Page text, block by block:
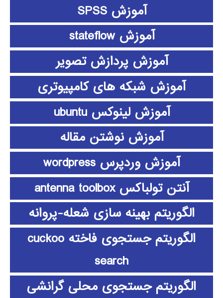
آموزش SPSS
آموزش stateflow
آموزش پردازش تصویر
آموزش شبکه های کامپیوتری
آموزش لینوکس ubuntu
آموزش نوشتن مقاله
آموزش وردپرس wordpress
آنتن تولباکس antenna toolbox
الگوریتم بهینه سازی شعله-پروانه
الگوریتم جستجوی فاخته cuckoo
search
الگوریتم جستجوی محلی گرانشی